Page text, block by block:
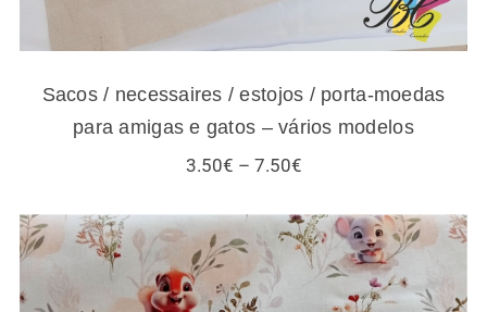
Sacos / necessaires / estojos / porta-moedas
para amigas e gatos – vários modelos
3.50€ – 7.50€Price
through
7.50€